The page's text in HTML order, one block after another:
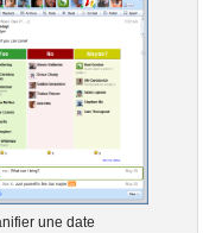
une date